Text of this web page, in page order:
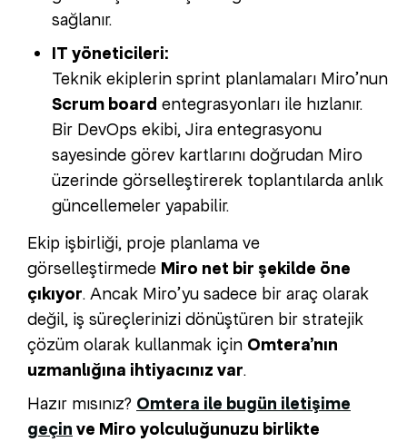
sağlanır.
IT yöneticileri:
Teknik ekiplerin sprint planlamaları Miro’nun
Scrum board entegrasyonları ile hızlanır.
Bir DevOps ekibi, Jira entegrasyonu
sayesinde görev kartlarını doğrudan Miro
üzerinde görselleştirerek toplantılarda anlık
güncellemeler yapabilir.
Ekip işbirliği, proje planlama ve
görselleştirmede Miro net bir şekilde öne
çıkıyor. Ancak Miro’yu sadece bir araç olarak
değil, iş süreçlerinizi dönüştüren bir stratejik
çözüm olarak kullanmak için Omtera’nın
uzmanlığına ihtiyacınız var.
Hazır mısınız? Omtera ile bugün iletişime
geçin ve Miro yolculuğunuzu birlikte